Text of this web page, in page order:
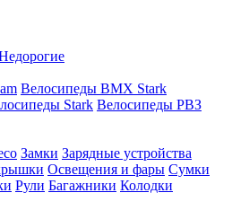
Велосипеды BMX Stark
Stark Велосипеды РВЗ
Замки Зарядные устройства
Освещения и фары Сумки
Рули Багажники Колодки